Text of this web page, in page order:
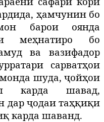
ҳамчунин бо
барои оянда
меҳнатиро бо
ва вазифадор
сарватҳои
шуда, ҷойҳои
карда шавад,
дар ҷодаи таҳқиқи
карда шаванд.